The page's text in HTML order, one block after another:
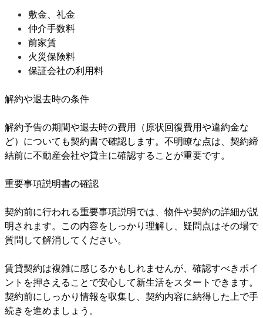
敷金、礼金
仲介手数料
前家賃
火災保険料
保証会社の利用料
解約や退去時の条件
解約予告の期間や退去時の費用（原状回復費用や違約金な
ど）についても契約書で確認します。不明瞭な点は、契約締
結前に不動産会社や貸主に確認することが重要です。
重要事項説明書の確認
契約前に行われる重要事項説明では、物件や契約の詳細が説
明されます。この内容をしっかり理解し、疑問点はその場で
質問して解消してください。
賃貸契約は複雑に感じるかもしれませんが、確認すべきポイ
ントを押さえることで安心して新生活をスタートできます。
契約前にしっかり情報を収集し、契約内容に納得した上で手
続きを進めましょう。